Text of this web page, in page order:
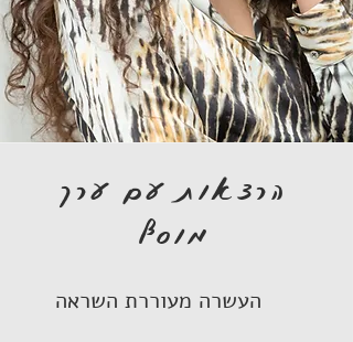
הרצאות עם ערך
מוסף